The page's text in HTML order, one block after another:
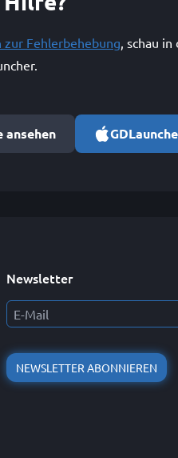
zur Fehlerbehebung, schau in
ansehen
Newsletter
NEWSLETTER ABONNIEREN